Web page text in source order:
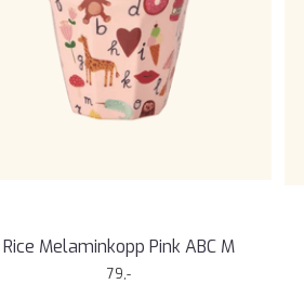
Rice Melaminkopp Pink ABC M
79,-